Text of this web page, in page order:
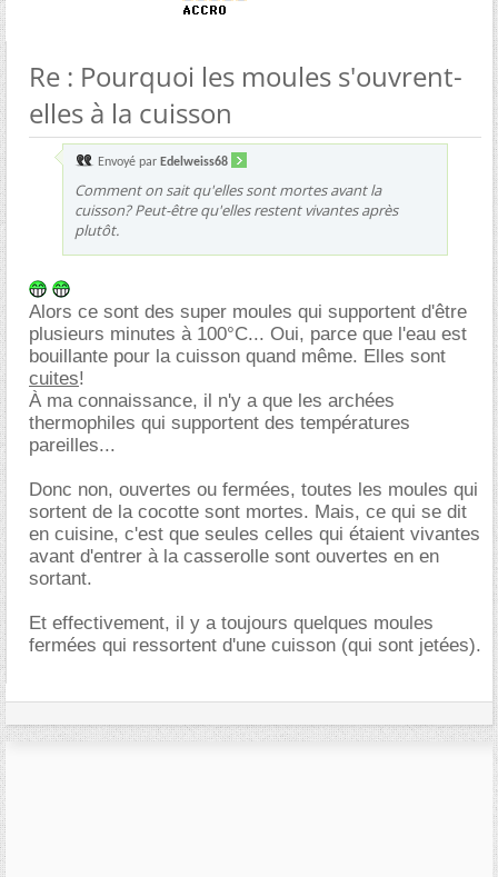
Re : Pourquoi les moules s'ouvrent-
elles à la cuisson
Envoyé par Edelweiss68
Comment on sait qu'elles sont mortes avant la
cuisson? Peut-être qu'elles restent vivantes après
plutôt.
Alors ce sont des super moules qui supportent d'être
plusieurs minutes à 100°C... Oui, parce que l'eau est
bouillante pour la cuisson quand même. Elles sont
cuites!
À ma connaissance, il n'y a que les archées
thermophiles qui supportent des températures
pareilles...
Donc non, ouvertes ou fermées, toutes les moules qui
sortent de la cocotte sont mortes. Mais, ce qui se dit
en cuisine, c'est que seules celles qui étaient vivantes
avant d'entrer à la casserolle sont ouvertes en en
sortant.
Et effectivement, il y a toujours quelques moules
fermées qui ressortent d'une cuisson (qui sont jetées).